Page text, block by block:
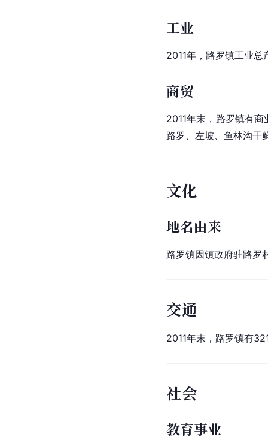
工业
2011年，路罗镇工业总
商贸
2011年末，路罗镇有
路罗、左坡、鱼林沟干
文化
地名由来
路罗镇因镇政府驻路罗
交通
2011年末，路罗镇有
社会
教育事业